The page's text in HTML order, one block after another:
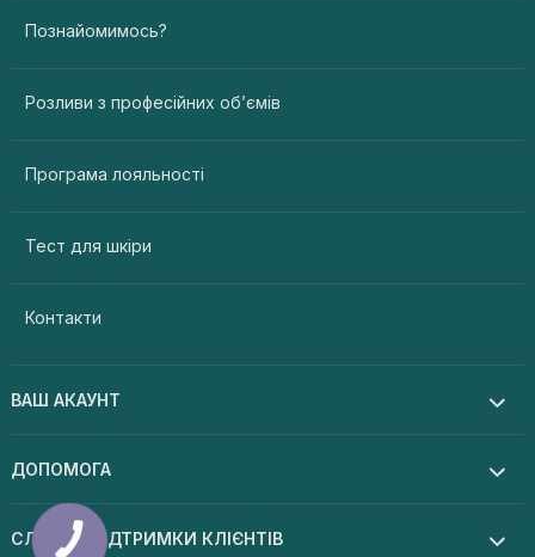
Познайомимось?
Розливи з професійних об’ємів
Програма лояльності
Тест для шкіри
Контакти
ВАШ АКАУНТ
ДОПОМОГА
СЛУЖБА ПІДТРИМКИ КЛІЄНТІВ